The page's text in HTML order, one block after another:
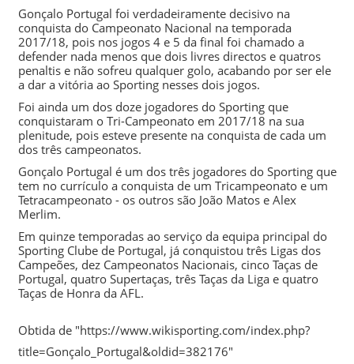
Gonçalo Portugal foi verdadeiramente decisivo na
conquista do Campeonato Nacional na temporada
2017/18, pois nos jogos 4 e 5 da final foi chamado a
defender nada menos que dois livres directos e quatros
penaltis e não sofreu qualquer golo, acabando por ser ele
a dar a vitória ao Sportingnesses dois jogos.
Foi ainda um dos doze jogadores do Sportingque
conquistaram o Tri-Campeonato em 2017/18 na sua
plenitude, pois esteve presente na conquista de cada um
dos três campeonatos.
Gonçalo Portugal é um dos três jogadores do Sportingque
tem no currículo a conquista de um Tricampeonato e um
Tetracampeonato - os outros são João Matose Alex
Merlim.
Em quinze temporadas ao serviço da equipa principal do
Sporting Clube de Portugal, já conquistou três Ligas dos
Campeões, dez Campeonatos Nacionais, cinco Taças de
Portugal, quatro Supertaças, três Taças da Liga e quatro
Taças de Honra da AFL.
Obtida de "https://www.wikisporting.com/index.php?
title=Gonçalo_Portugal&oldid=382176"